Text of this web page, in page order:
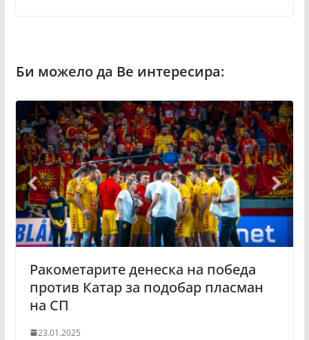
Ракометарите денеска на победа
против Катар за подобар пласман
на СП
23.01.2025